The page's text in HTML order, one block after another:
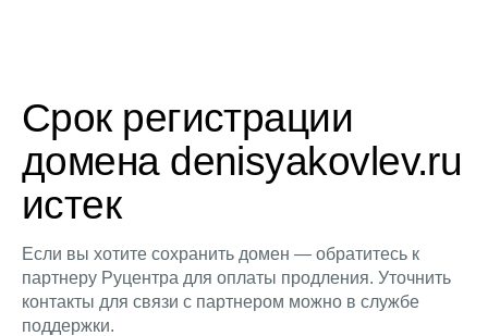
Срок регистрации
домена denisyakovlev.ru
истек
Если вы хотите сохранить домен — обратитесь к
партнеру Руцентра для оплаты продления. Уточнить
контакты для связи с партнером можно в службе
поддержки.